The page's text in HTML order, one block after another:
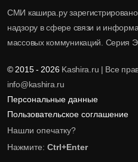
СМИ кашира.ру
надзору в сфере связи и
массовых коммуникаций. Серия
© 2015 - 2026Kashira.ru | Все
info@kashira.ru
Персональные данные
Пользовательское соглашение
Нашли опечатку?
Нажмите: Ctrl+Enter